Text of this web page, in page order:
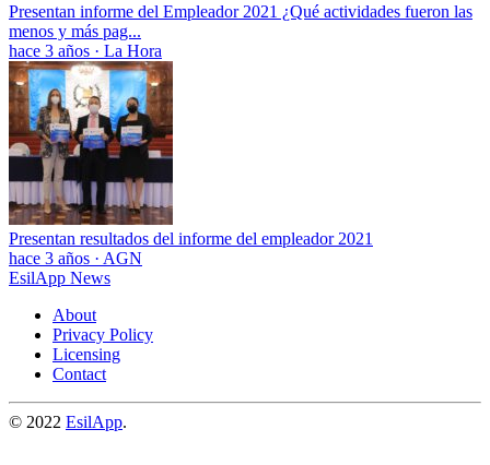
Presentan informe del Empleador 2021 ¿Qué actividades fueron las
menos y más pag...
hace 3 años · La Hora
Presentan resultados del informe del empleador 2021
hace 3 años · AGN
EsilApp News
About
Privacy Policy
Licensing
Contact
© 2022 EsilApp.